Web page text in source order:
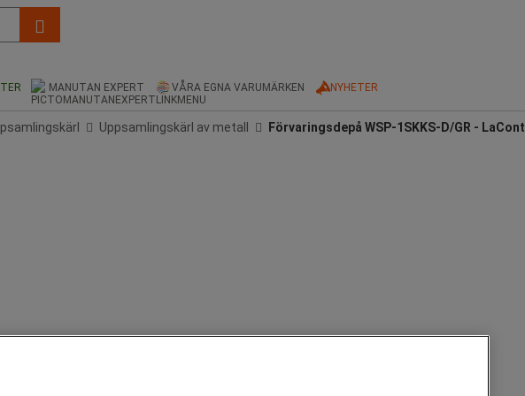
MANUTAN EXPERT VÅRA EGNA VARUMÄRKEN NYHETER
Uppsamlingskärl av metall Förvaringsdepå WSP-1SKKS-D/GR - LaCont